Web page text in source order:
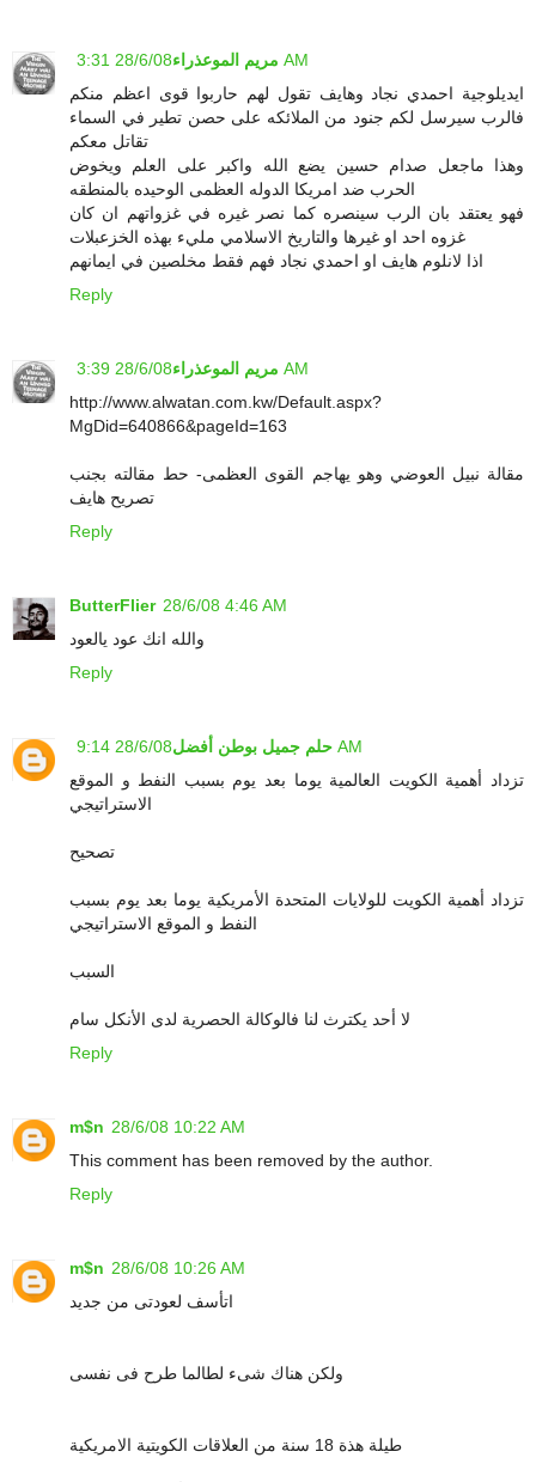
مريم الموعذراء 28/6/08 3:31 AM
ايديلوجية احمدي نجاد وهايف تقول لهم حاربوا قوى اعظم منكم
فالرب سيرسل لكم جنود من الملائكه على حصن تطير في السماء
تقاتل معكم
وهذا ماجعل صدام حسين يضع الله واكبر على العلم ويخوض
الحرب ضد امريكا الدوله العظمى الوحيده بالمنطقه
فهو يعتقد بان الرب سينصره كما نصر غيره في غزواتهم ان كان
غزوه احد او غيرها والتاريخ الاسلامي مليء بهذه الخزعبلات
اذا لانلوم هايف او احمدي نجاد فهم فقط مخلصين في ايمانهم
Reply
مريم الموعذراء 28/6/08 3:39 AM
http://www.alwatan.com.kw/Default.aspx?
MgDid=640866&pageId=163
مقالة نبيل العوضي وهو يهاجم القوى العظمى- حط مقالته بجنب
تصريح هايف
Reply
ButterFlier 28/6/08 4:46 AM
والله انك عود يالعود
Reply
حلم جميل بوطن أفضل 28/6/08 9:14 AM
تزداد أهمية الكويت العالمية يوما بعد يوم بسبب النفط و الموقع
الاستراتيجي
تصحيح
تزداد أهمية الكويت للولايات المتحدة الأمريكية يوما بعد يوم بسبب
النفط و الموقع الاستراتيجي
السبب
لا أحد يكترث لنا فالوكالة الحصرية لدى الأنكل سام
Reply
m$n 28/6/08 10:22 AM
This comment has been removed by the author.
Reply
m$n 28/6/08 10:26 AM
اتأسف لعودتى من جديد
ولكن هناك شىء لطالما طرح فى نفسى
طيلة هذة 18 سنة من العلاقات الكويتية الامريكية